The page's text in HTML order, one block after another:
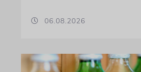
06.08.2026